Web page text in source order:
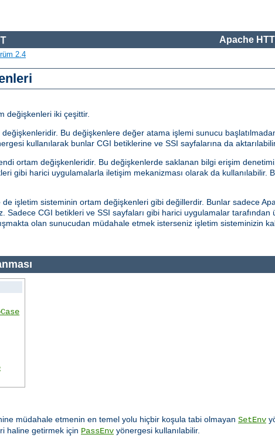
Apache
2.4
değişkenleri iki çeşittir.
Bu değişkenlere değer atama işlemi sunucu
kullanılarak bunlar CGI betiklerine ve SSI sayfalarına da
ortam değişkenleridir. Bu değişkenlerde saklanan bilgi erişim
gibi harici uygulamalarla iletişim mekanizması olarak da
işletim sisteminin ortam değişkenleri gibi değillerdir. Bunlar sadece
CGI betikleri ve SSI sayfaları gibi harici uygulamalar
olan sunucudan müdahale etmek isterseniz işletim sisteminizin
müdahale etmenin en temel yolu hiçbir koşula tabi olmayan SetEnv
haline getirmek için PassEnv yönergesi kullanılabilir.